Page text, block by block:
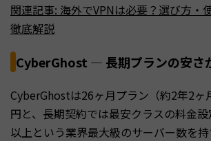
関連記事: 海外でVPNは必要？選び方・
徹底解説
CyberGhost — 長期プランの安さ
CyberGhostは26ヶ月プラン（約2年2ヶ
円と、長期契約では最安クラスの料金
以上という業界最大級のサーバー数を